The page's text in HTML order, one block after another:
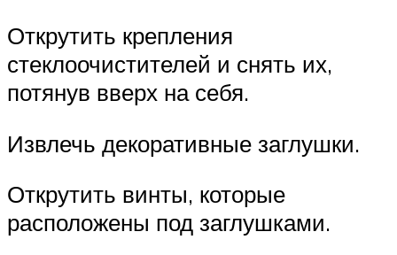
Открутить крепления
стеклоочистителей и снять их,
потянув вверх на себя.
Извлечь декоративные заглушки.
Открутить винты, которые
расположены под заглушками.